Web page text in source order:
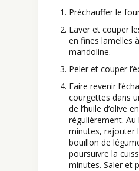
Préchauffer le
Laver et couper
en fines lamelles à
mandoline.
Peler et couper
Faire revenir
courgettes dans
de l’huile d’olive
régulièrement. Au
minutes, rajouter
bouillon de
poursuivre la
minutes. Saler et